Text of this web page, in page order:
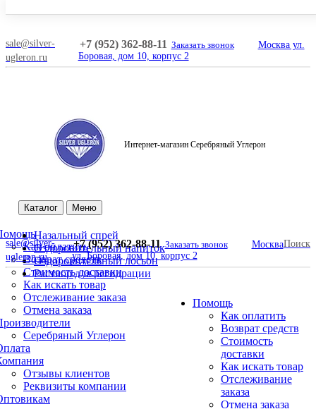
sale@silver-
ugleron.ru
+7 (952) 362-88-11 Заказать звонок
Москва ул.
Боровая, дом 10, корпус 2
Интернет-магазин Серебряный Углерон
Каталог Меню
Как оплатить
Возврат средств
Стоимость доставки
Как искать товар
Отслеживание заказа
Отмена заказа
Серебряный Углерон
Отзывы клиентов
Реквизиты компании
Назальный спрей
Оздоровительный напиток
Оздоровительный лосьон
Раствор для регидрации
sale@silver-
ugleron.ru
+7 (952) 362-88-11 Заказать звонок
Москва
ул. Боровая, дом 10, корпус 2
Поиск
Помощь
Как оплатить
Возврат средств
Стоимость
доставки
Как искать товар
Отслеживание
заказа
Отмена заказа